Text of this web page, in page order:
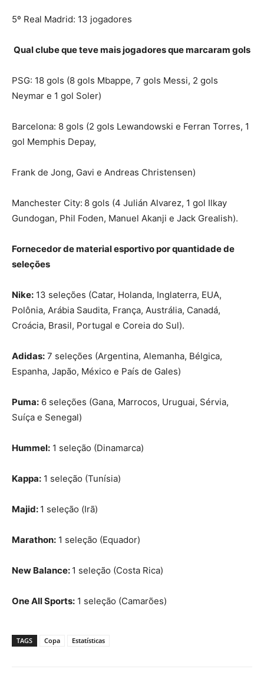
5º Real Madrid: 13 jogadores
Qual clube que teve mais jogadores que marcaram gols
PSG: 18 gols (8 gols Mbappe, 7 gols Messi, 2 gols
Neymar e 1 gol Soler)
Barcelona: 8 gols (2 gols Lewandowski e Ferran Torres, 1
gol Memphis Depay,
Frank de Jong, Gavi e Andreas Christensen)
Manchester City: 8 gols (4 Julián Alvarez, 1 gol Ilkay
Gundogan, Phil Foden, Manuel Akanji e Jack Grealish).
Fornecedor de material esportivo por quantidade de
seleções
Nike: 13 seleções (Catar, Holanda, Inglaterra, EUA,
Polônia, Arábia Saudita, França, Austrália, Canadá,
Croácia, Brasil, Portugal e Coreia do Sul).
Adidas: 7 seleções (Argentina, Alemanha, Bélgica,
Espanha, Japão, México e País de Gales)
Puma: 6 seleções (Gana, Marrocos, Uruguai, Sérvia,
Suíça e Senegal)
Hummel: 1 seleção (Dinamarca)
Kappa: 1 seleção (Tunísia)
Majid: 1 seleção (Irã)
Marathon: 1 seleção (Equador)
New Balance: 1 seleção (Costa Rica)
One All Sports: 1 seleção (Camarões)
TAGS Copa Estatísticas